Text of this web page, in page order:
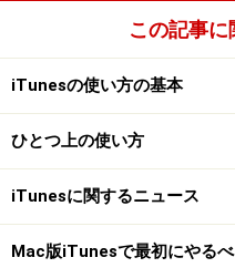
［バックアップを復元］を
［復元］をクリック
復元にかかる時間はデー
この記事
iTunesの使い方の基本
ひとつ上の使い方
iTunesに関するニュース
Mac版iTunesで最初にやる